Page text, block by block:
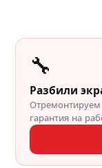
🔧
Разбили
Отремонтируем
гарантия на